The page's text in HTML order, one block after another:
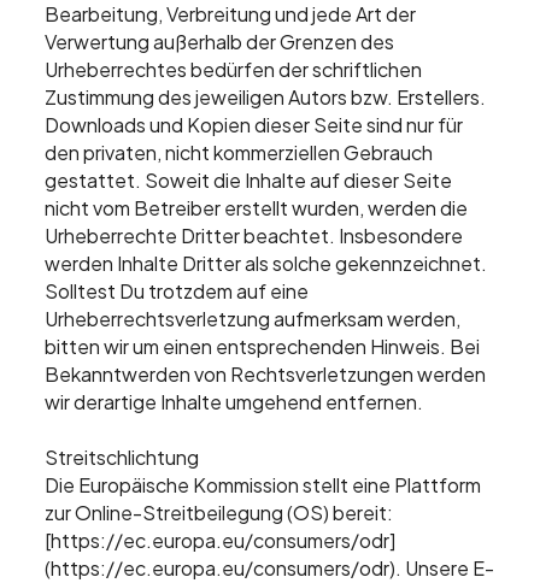
Bearbeitung, Verbreitung und jede Art der
Verwertung außerhalb der Grenzen des
Urheberrechtes bedürfen der schriftlichen
Zustimmung des jeweiligen Autors bzw. Erstellers.
Downloads und Kopien dieser Seite sind nur für
den privaten, nicht kommerziellen Gebrauch
gestattet. Soweit die Inhalte auf dieser Seite
nicht vom Betreiber erstellt wurden, werden die
Urheberrechte Dritter beachtet. Insbesondere
werden Inhalte Dritter als solche gekennzeichnet.
Solltest Du trotzdem auf eine
Urheberrechtsverletzung aufmerksam werden,
bitten wir um einen entsprechenden Hinweis. Bei
Bekanntwerden von Rechtsverletzungen werden
wir derartige Inhalte umgehend entfernen.
Streitschlichtung
Die Europäische Kommission stellt eine Plattform
zur Online-Streitbeilegung (OS) bereit:
[https://ec.europa.eu/consumers/odr]
(https://ec.europa.eu/consumers/odr). Unsere E-